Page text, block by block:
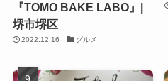
『TOMO BAKE LABO』|
堺市堺区
2022.12.16 グルメ